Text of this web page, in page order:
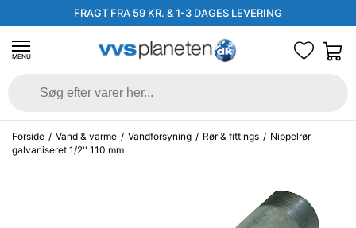
FRAGT FRA 59 KR. & 1-3 DAGES LEVERING
MENU
Forside / Vand & varme / Vandforsyning / Rør & fittings / Nippelrør
galvaniseret 1/2'' 110 mm